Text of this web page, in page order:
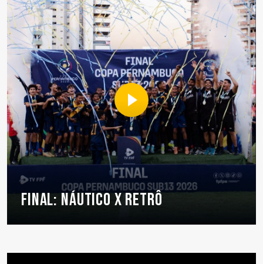
FINAL: NÁUTICO X RETRÔ